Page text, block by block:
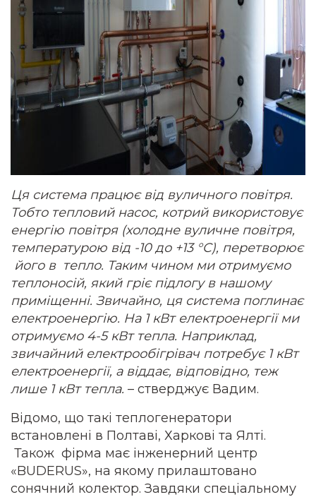
Ця система працює від вуличного повітря.
Тобто тепловий насос, котрий використовує
енергію повітря (холодне вуличне повітря,
температурою від -10 до +13 °C), перетворює
його в тепло. Таким чином ми отримуємо
теплоносій, який гріє підлогу в нашому
приміщенні. Звичайно, ця система поглинає
електроенергію. На 1 кВт електроенергії ми
отримуємо 4-5 кВт тепла. Наприклад,
звичайний електрообігрівач потребує 1 кВт
електроенергії, а віддає, відповідно, теж
лише 1 кВт тепла. – стверджує Вадим.
Відомо, що такі теплогенератори
встановлені в Полтаві, Харкові та Ялті.
Також фірма має інженерний центр
«BUDERUS», на якому прилаштовано
сонячний колектор. Завдяки спеціальному